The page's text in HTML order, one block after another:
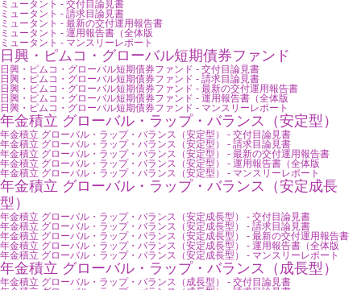
ミュータント - 交付目論見書
ミュータント - 請求目論見書
ミュータント - 最新の交付運用報告書
ミュータント - 運用報告書（全体版
ミュータント - マンスリーレポート
日興・ピムコ・グローバル短期債券ファンド
日興・ピムコ・グローバル短期債券ファンド - 交付目論見書
日興・ピムコ・グローバル短期債券ファンド - 請求目論見書
日興・ピムコ・グローバル短期債券ファンド - 最新の交付運用報告書
日興・ピムコ・グローバル短期債券ファンド - 運用報告書（全体版
日興・ピムコ・グローバル短期債券ファンド - マンスリーレポート
年金積立 グローバル・ラップ・バランス（安定型）
年金積立 グローバル・ラップ・バランス（安定型） - 交付目論見書
年金積立 グローバル・ラップ・バランス（安定型） - 請求目論見書
年金積立 グローバル・ラップ・バランス（安定型） - 最新の交付運用報告書
年金積立 グローバル・ラップ・バランス（安定型） - 運用報告書（全体版
年金積立 グローバル・ラップ・バランス（安定型） - マンスリーレポート
年金積立 グローバル・ラップ・バランス（安定成長
型）
年金積立 グローバル・ラップ・バランス（安定成長型） - 交付目論見書
年金積立 グローバル・ラップ・バランス（安定成長型） - 請求目論見書
年金積立 グローバル・ラップ・バランス（安定成長型） - 最新の交付運用報告書
年金積立 グローバル・ラップ・バランス（安定成長型） - 運用報告書（全体版
年金積立 グローバル・ラップ・バランス（安定成長型） - マンスリーレポート
年金積立 グローバル・ラップ・バランス（成長型）
年金積立 グローバル・ラップ・バランス（成長型） - 交付目論見書